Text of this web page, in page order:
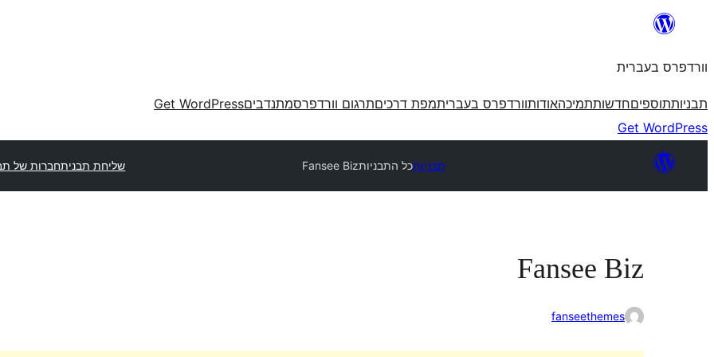
וורדפרס בעברית
תבניותתוספיםחדשותתמיכהאודותוורדפרס בעבריתמפת דרכיםתרגום וורדפרסמתנדביםGet WordPress
Get WordPress
תבניותכל התבניותFansee Biz שליחת תבניתחברות של
Fansee Biz
fanseethemes